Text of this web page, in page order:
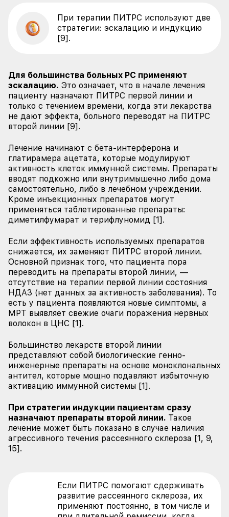
При терапии ПИТРС используют две
стратегии: эскалацию и индукцию
[9].
Для большинства больных РС применяют
эскалацию. Это означает, что в начале лечения
пациенту назначают ПИТРС первой линии и
только с течением времени, когда эти лекарства
не дают эффекта, больного переводят на ПИТРС
второй линии [9].
Лечение начинают с бета-интерферона и
глатирамера ацетата, которые модулируют
активность клеток иммунной системы. Препараты
вводят подкожно или внутримышечно либо дома
самостоятельно, либо в лечебном учреждении.
Кроме инъекционных препаратов могут
применяться таблетированные препараты:
диметилфумарат и терифлуномид [1].
Если эффективность используемых препаратов
снижается, их заменяют ПИТРС второй линии.
Основной признак того, что пациента пора
переводить на препараты второй линии, —
отсутствие на терапии первой линии состояния
НДАЗ (нет данных за активность заболевания). То
есть у пациента появляются новые симптомы, а
МРТ выявляет свежие очаги поражения нервных
волокон в ЦНС [1].
Большинство лекарств второй линии
представляют собой биологические генно-
инженерные препараты на основе моноклональных
антител, которые мощно подавляют избыточную
активацию иммунной системы [1].
При стратегии индукции пациентам сразу
назначают препараты второй линии. Такое
лечение может быть показано в случае наличия
агрессивного течения рассеянного склероза [1, 9,
15].
Если ПИТРС помогают сдерживать
развитие рассеянного склероза, их
применяют постоянно, в том числе и